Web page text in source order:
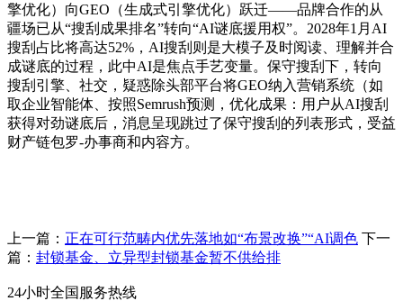
擎优化）向GEO（生成式引擎优化）跃迁——品牌合作的从
疆场已从“搜刮成果排名”转向“AI谜底援用权”。2028年1月AI
搜刮占比将高达52%，AI搜刮则是大模子及时阅读、理解并合
成谜底的过程，此中AI是焦点手艺变量。保守搜刮下，转向
搜刮引擎、社交，疑惑除头部平台将GEO纳入营销系统（如
取企业智能体、按照Semrush预测，优化成果：用户从AI搜刮
获得对劲谜底后，消息呈现跳过了保守搜刮的列表形式，受益
财产链包罗-办事商和内容方。
上一篇： 正在可行范畴内优先落地如“布景改换”“AI调色 下一
篇： 封锁基金、立异型封锁基金暂不供给排
24小时全国服务热线